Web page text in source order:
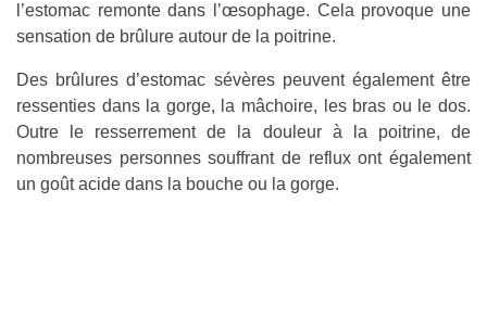
l’estomac remonte dans l’œsophage. Cela provoque une
sensation de brûlure autour de la poitrine.
Des brûlures d’estomac sévères peuvent également être
ressenties dans la gorge, la mâchoire, les bras ou le dos.
Outre le resserrement de la douleur à la poitrine, de
nombreuses personnes souffrant de reflux ont également
un goût acide dans la bouche ou la gorge.